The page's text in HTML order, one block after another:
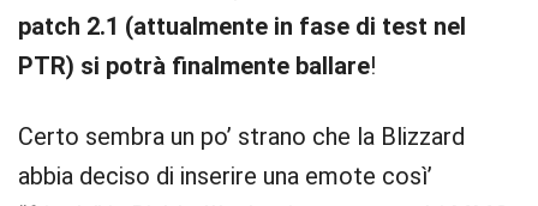
patch 2.1 (attualmente in fase di test nel
PTR) si potrà finalmente ballare!
Certo sembra un po’ strano che la Blizzard
abbia deciso di inserire una emote così’